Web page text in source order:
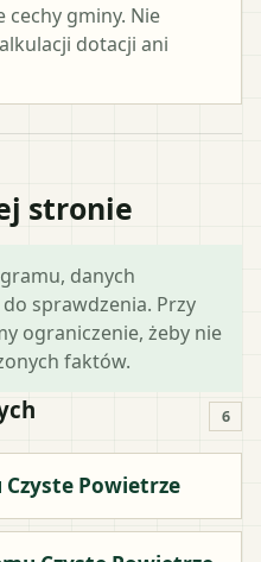
cechy gminy. Nie
dotacji ani
stronie
danych
sprawdzenia. Przy
ograniczenie, żeby nie
faktów.
6
Powietrze